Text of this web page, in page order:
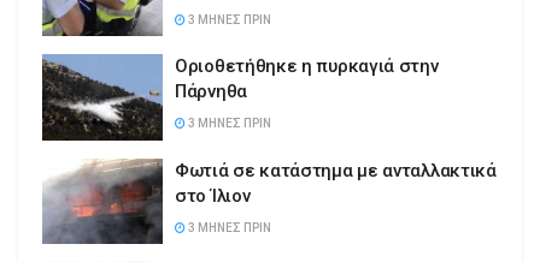
3 ΜΉΝΕΣ ΠΡΙΝ
Οριοθετήθηκε η πυρκαγιά στην
Πάρνηθα
3 ΜΉΝΕΣ ΠΡΙΝ
Φωτιά σε κατάστημα με ανταλλακτικά
στο Ίλιον
3 ΜΉΝΕΣ ΠΡΙΝ